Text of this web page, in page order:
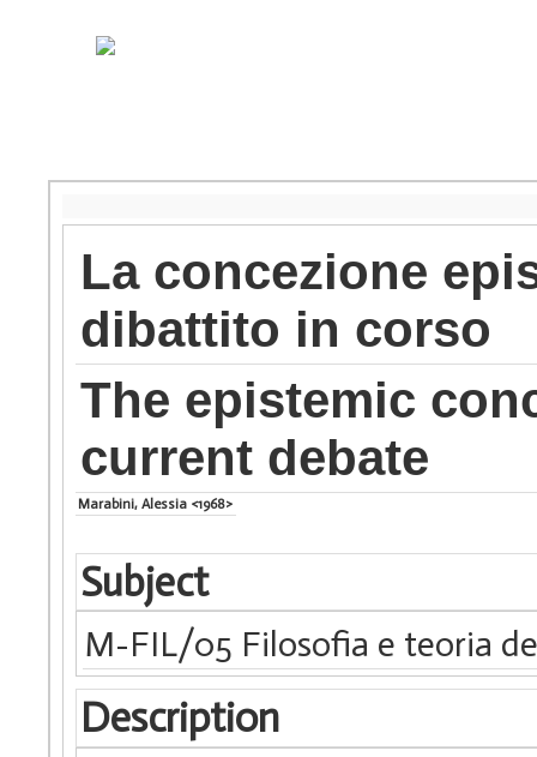
La concezione
dibattito in corso
The epistemic
current debate
Marabini, Alessia <1968>
Subject
M-FIL/05 Filosofia e teoria
Description